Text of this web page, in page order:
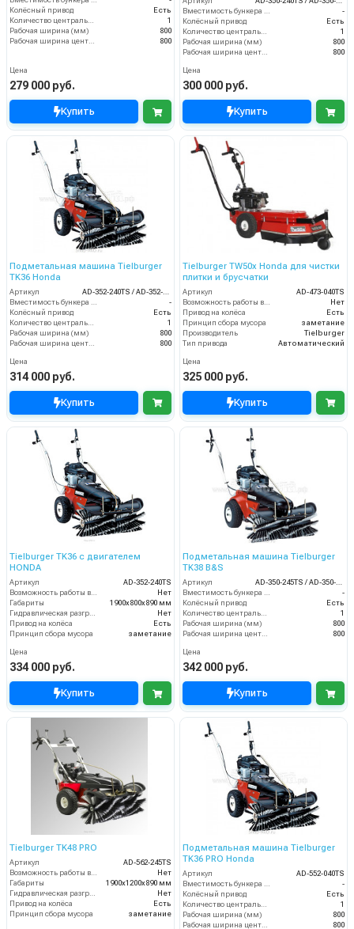
Колёсный привод
Есть
Количество центральных мусоросборных валиков (шт)
1
Рабочая ширина (мм)
800
Рабочая ширина центральной щётки (мм)
800
Цена
279 000 руб.
Купить
Вместимость бункера (л)
-
Колёсный привод
Есть
Количество центральных мусоросборных валиков (шт)
1
Рабочая ширина (мм)
800
Рабочая ширина центральной щётки (мм)
800
Цена
300 000 руб.
Купить
Подметальная машина Tielburger
TK36 Honda
Артикул
-
Колёсный привод
Есть
1
Рабочая ширина (мм)
800
800
Цена
314 000 руб.
Купить
Tielburger TW50x Honda для чистки
плитки и брусчатки
Артикул
AD-473-040TS
Нет
Привод на колёса
Есть
Принцип сбора мусора
заметание
Производитель
Tielburger
Тип привода
Автоматический
Цена
325 000 руб.
Купить
Tielburger TK36 с двигателем
HONDA
Артикул
AD-352-240TS
Возможность работы внутри помещения
Нет
Габариты
1900х800х890 мм
Гидравлическая разгрузка
Нет
Привод на колёса
Есть
Принцип сбора мусора
заметание
Цена
334 000 руб.
Купить
Подметальная машина Tielburger
TK38 B&S
Артикул
AD-350-245TS / AD-350-045TS
Вместимость бункера (л)
-
Колёсный привод
Есть
Количество центральных мусоросборных валиков (шт)
1
Рабочая ширина (мм)
800
Рабочая ширина центральной щётки (мм)
800
Цена
342 000 руб.
Купить
Tielburger TK48 PRO
Артикул
AD-562-245TS
Возможность работы внутри помещения
Нет
Габариты
1900х1200х890 мм
Гидравлическая разгрузка
Нет
Привод на колёса
Есть
Принцип сбора мусора
заметание
Подметальная машина Tielburger
TK36 PRO Honda
Артикул
AD-552-040TS
Вместимость бункера (л)
-
Колёсный привод
Есть
Количество центральных мусоросборных валиков (шт)
1
Рабочая ширина (мм)
800
Рабочая ширина центральной щётки (мм)
800